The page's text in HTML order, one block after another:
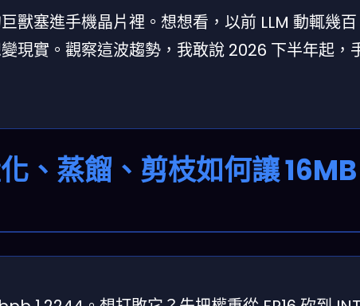
獸塞進手機晶片裡。想想看，以前 LLM 動輒幾
現實。觀察這波趨勢，我敢說 2026 下半年起，
、蒸餾、剪枝如何讓